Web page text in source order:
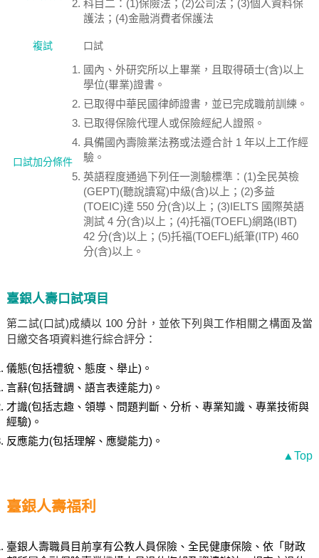
科目二：(1)保險法；(2)公司法；(3)個人資料保
護法；(4)金融消費者保護法
複試 口試
口試加分條件
國內、外研究所以上畢業，且取得碩士(含)以上
學位(畢業)證書。
已取得中華民國律師證書，並已完成職前訓練。
已取得保險代理人或保險經紀人證照。
具備國內壽險業法務或法遵合計 1 年以上工作經
驗。
英語程度通過下列任一測驗標準：(1)全民英檢
(GEPT)(聽說讀寫)中級(含)以上；(2)多益
(TOEIC)達 550 分(含)以上；(3)IELTS 國際英語
測試 4 分(含)以上；(4)托福(TOEFL)網路(IBT)
42 分(含)以上；(5)托福(TOEFL)紙筆(ITP) 460
分(含)以上。
臺銀人壽口試項目
第二試(口試)成績以 100 分計，並依下列與工作相關之構面及當
日繳交各項資料進行綜合評分：
儀態(包括禮貌、態度、舉止)。
言辭(包括聲調、語言表達能力)。
才識(包括志趣、領導、問題判斷、分析、專業知識、專業技術與
經驗)。
反應能力(包括理解、應變能力)。
▲Top
臺銀人壽福利
臺銀人壽職員目前享有公教人員保險、全民健康保險、依「財政